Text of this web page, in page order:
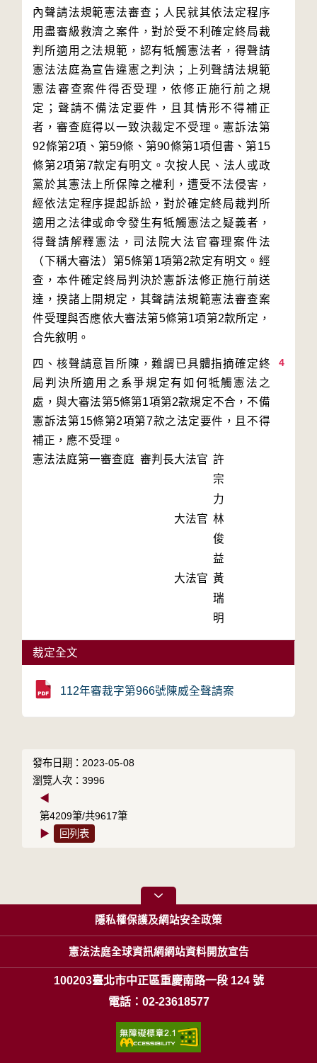
內聲請法規範憲法審查；人民就其依法定程序
用盡審級救濟之案件，對於受不利確定終局裁
判所適用之法規範，認有牴觸憲法者，得聲請
憲法法庭為宣告違憲之判決；上列聲請法規範
憲法審查案件得否受理，依修正施行前之規
定；聲請不備法定要件，且其情形不得補正
者，審查庭得以一致決裁定不受理。憲訴法第
92條第2項、第59條、第90條第1項但書、第15
條第2項第7款定有明文。次按人民、法人或政
黨於其憲法上所保障之權利，遭受不法侵害，
經依法定程序提起訴訟，對於確定終局裁判所
適用之法律或命令發生有牴觸憲法之疑義者，
得聲請解釋憲法，司法院大法官審理案件法
（下稱大審法）第5條第1項第2款定有明文。經
查，本件確定終局判決於憲訴法修正施行前送
達，揆諸上開規定，其聲請法規範憲法審查案
件受理與否應依大審法第5條第1項第2款所定，
4
四、核聲請意旨所陳，難謂已具體指摘確定終
局判決所適用之系爭規定有如何牴觸憲法之
處，與大審法第5條第1項第2款規定不合，不備
憲訴法第15條第2項第7款之法定要件，且不得
補正，應不受理。
憲法法庭第一審查庭 審判長大法官 許
宗
力
大法官 林
俊
益
大法官 黃
瑞
明
裁定全文
112年審裁字第966號陳威全聲請案
發布日期：2023-05-08
瀏覽人次：3996
◀
第4209筆/共9617筆
▶
回列表
隱私權保護及網站安全政策
憲法法庭全球資訊網網站資料開放宣告
100203臺北市中正區重慶南路一段 124 號
電話：02-23618577